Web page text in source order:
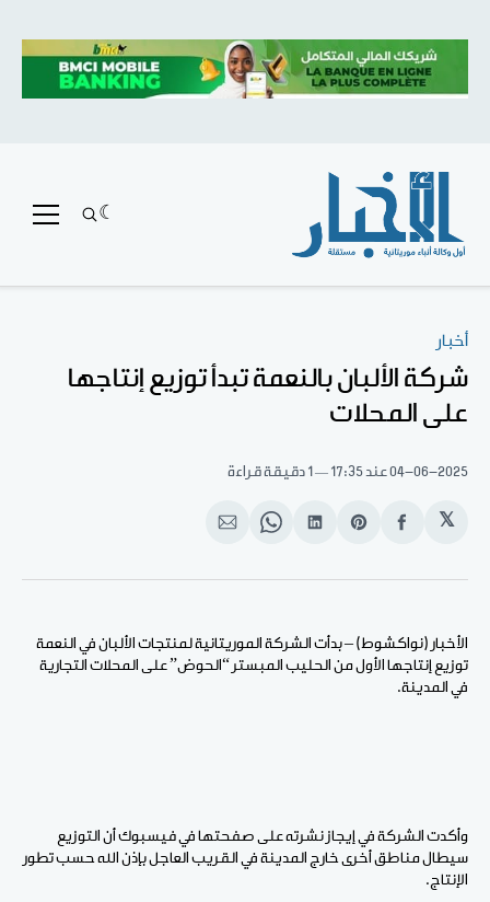
أخبار
شركة الألبان بالنعمة تبدأ توزيع إنتاجها
على المحلات
04-06-2025عند 17:35 1 دقيقة قراءة
𝕏
انشر
الفيسبوك
Share
Pinterest
انشر
لينكد
Share
WhatsApp
انشر
الإيميل
الأخبار (نواكشوط) – بدأت الشركة الموريتانية لمنتجات الألبان في النعمة
توزيع إنتاجها الأول من الحليب المبستر “الحوض” على المحلات التجارية
في المدينة.
وأكدت الشركة في إيجاز نشرته على صفحتها في فيسبوك أن التوزيع
سيطال مناطق أخرى خارج المدينة في القريب العاجل بإذن الله حسب تطور
الإنتاج.